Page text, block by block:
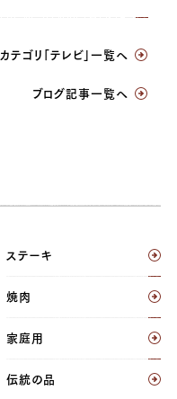
カテゴリ「テレビ」一覧へ
ブログ記事一覧へ
ステーキ
焼肉
家庭用
伝統の品